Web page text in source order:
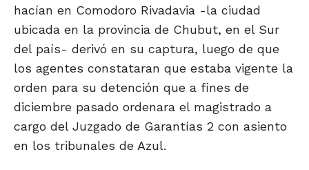
hacían en Comodoro Rivadavia -la ciudad
ubicada en la provincia de Chubut, en el Sur
del país- derivó en su captura, luego de que
los agentes constataran que estaba vigente la
orden para su detención que a fines de
diciembre pasado ordenara el magistrado a
cargo del Juzgado de Garantías 2 con asiento
en los tribunales de Azul.